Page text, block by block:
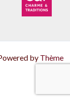
by Thème